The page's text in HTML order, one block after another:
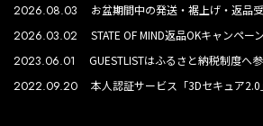
2026.08.03 お盆期間中の発送・裾上げ・返品
2026.03.02 STATE OF MIND返品OKキャンペー
2023.06.01 GUESTLISTはふるさと納税制度へ参
2022.09.20 本人認証サービス「3Dセキュア